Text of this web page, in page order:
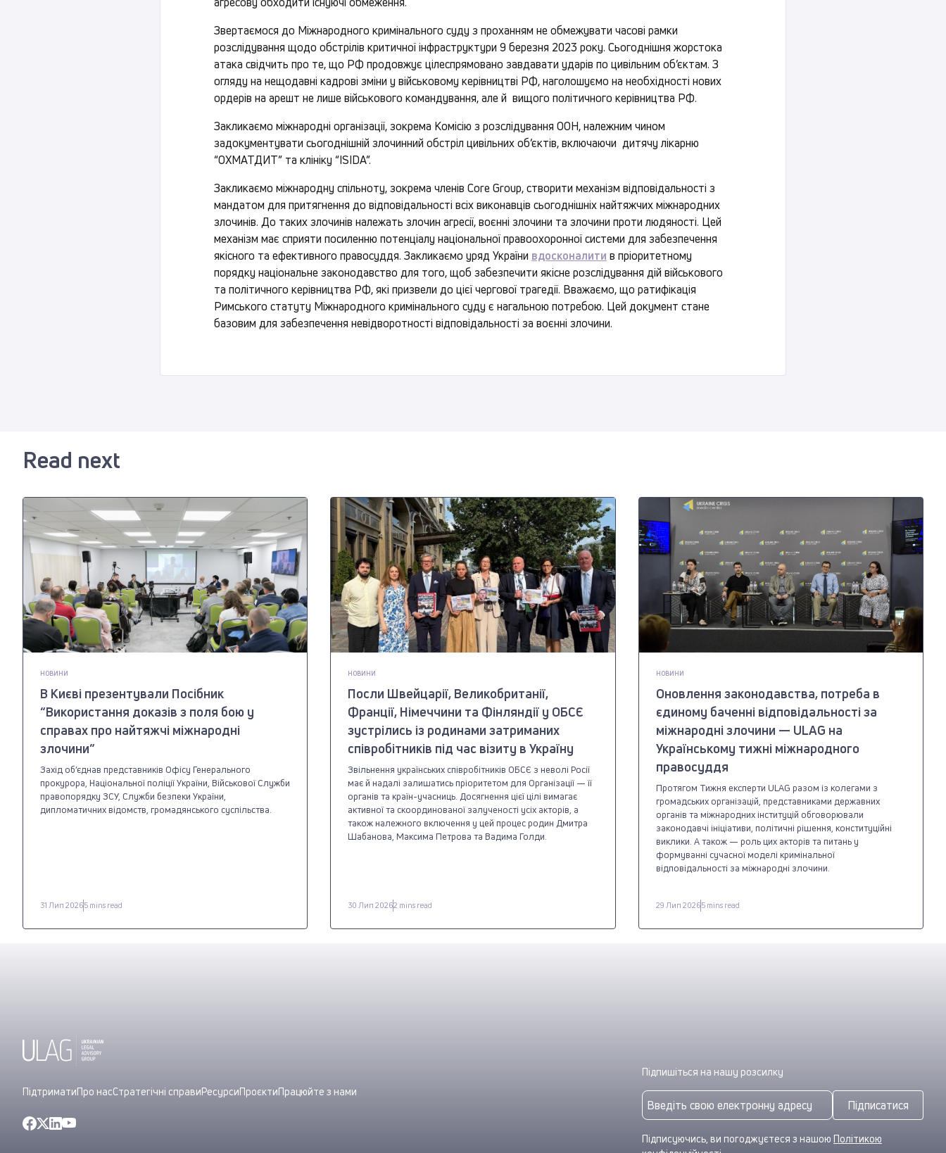
Звертаємося до Міжнародного кримінального суду з проханням не обмежувати часові рамки
розслідування щодо обстрілів критичної інфраструктури 9 березня 2023 року. Сьогоднішня жорстока
атака свідчить про те, що РФ продовжує цілеспрямовано завдавати ударів по цивільним об’єктам. З
огляду на нещодавні кадрові зміни у військовому керівництві РФ, наголошуємо на необхідності нових
ордерів на арешт не лише військового командування, але й вищого політичного керівництва РФ.
Закликаємо міжнародні організації, зокрема Комісію з розслідування ООН, належним чином
задокументувати сьогоднішній злочинний обстріл цивільних об’єктів, включаючи дитячу лікарню
“ОХМАТДИТ” та клініку “ISIDA”.
Закликаємо міжнародну спільноту, зокрема членів Core Group, створити механізм відповідальності з
мандатом для притягнення до відповідальності всіх виконавців сьогоднішніх найтяжчих міжнародних
злочинів. До таких злочинів належать злочин агресії, воєнні злочини та злочини проти людяності. Цей
механізм має сприяти посиленню потенціалу національної правоохоронної системи для забезпечення
якісного та ефективного правосуддя. Закликаємо уряд України вдосконалити в пріоритетному
порядку національне законодавство для того, щоб забезпечити якісне розслідування дій військового
та політичного керівництва РФ, які призвели до цієї чергової трагедії. Вважаємо, що ратифікація
Римського статуту Міжнародного кримінального суду є нагальною потребою. Цей документ стане
базовим для забезпечення невідворотності відповідальності за воєнні злочини.
Read next
НОВИНИ
В Києві презентували Посібник
“Використання доказів з поля бою у
справах про найтяжчі міжнародні
злочини”
Захід об’єднав представників Офісу Генерального
прокурора, Національної поліції України, Військової Служби
правопорядку ЗСУ, Служби безпеки України,
дипломатичних відомств, громадянського суспільства.
31 Лип 20265 mins read
НОВИНИ
Посли Швейцарії, Великобританії,
Франції, Німеччини та Фінляндії у ОБСЄ
зустрілись із родинами затриманих
співробітників під час візиту в Україну
Звільнення українських співробітників ОБСЄ з неволі Росії
має й надалі залишатись пріоритетом для Організації — її
органів та країн-учасниць. Досягнення цієї цілі вимагає
активної та скоординованої залученості усіх акторів, а
також належного включення у цей процес родин Дмитра
Шабанова, Максима Петрова та Вадима Голди.
30 Лип 20262 mins read
НОВИНИ
Оновлення законодавства, потреба в
єдиному баченні відповідальності за
міжнародні злочини — ULAG на
Українському тижні міжнародного
правосуддя
Протягом Тижня експерти ULAG разом із колегами з
громадських організацій, представниками державних
органів та міжнародних інституцій обговорювали
законодавчі ініціативи, політичні рішення, конституційні
виклики. А також — роль цих акторів та питань у
формуванні сучасної моделі кримінальної
відповідальності за міжнародні злочини.
29 Лип 20265 mins read
ПідтриматиПро насСтратегічні справиРесурсиПроєктиПрацюйте з нами
Підпишіться на нашу розсилку
Підписатися
Підписуючись, ви погоджуєтеся з нашою Політикою